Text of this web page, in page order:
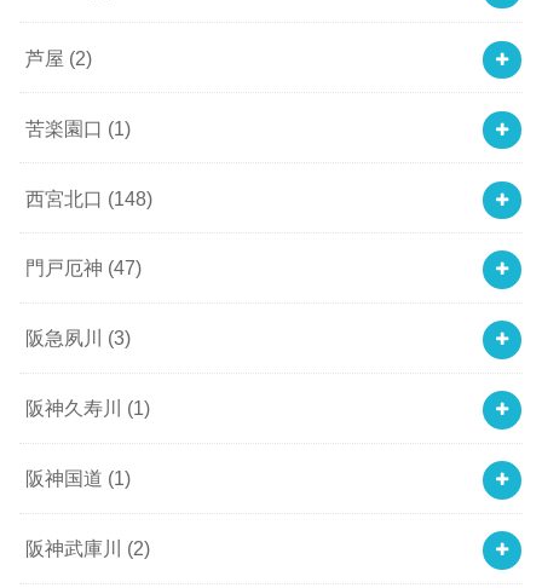
芦屋 (2)
苦楽園口 (1)
西宮北口 (148)
門戸厄神 (47)
阪急夙川 (3)
阪神久寿川 (1)
阪神国道 (1)
阪神武庫川 (2)